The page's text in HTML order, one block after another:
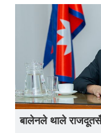
बालेनले थाले